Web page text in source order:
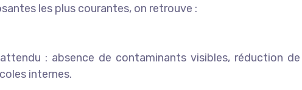
les plus courantes, on retrouve :
: absence de contaminants visibles, réduction
internes.